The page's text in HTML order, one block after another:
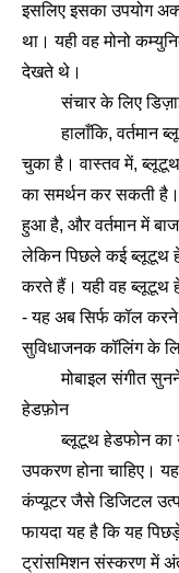
इसलिए इसका उपयोग
था। यही वह मोनो
देखते थे।
संचार के लिए
हालाँकि, वर्तमान
चुका है। वास्तव में, ब्लूटूथ
का समर्थन कर सकती है।
हुआ है, और वर्तमान में
लेकिन पिछले कई ब्लूटूथ
करते हैं। यही वह ब्लूटूथ
- यह अब सिर्फ कॉल
सुविधाजनक कॉलिंग के
मोबाइल संगीत सुनने के
हेडफ़ोन
ब्लूटूथ हेडफोन का
उपकरण होना चाहिए।
कंप्यूटर जैसे डिजिटल
फायदा यह है कि यह
ट्रांसमिशन संस्करण में